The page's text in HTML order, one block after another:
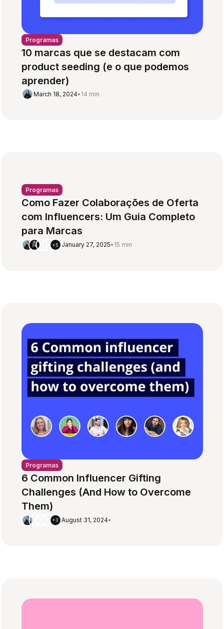
Programas
10 marcas que se destacam com
product seeding (e o que podemos
aprender)
March 18, 2024• 14 min
Programas
Como Fazer Colaborações de Oferta
com Influencers: Um Guia Completo
para Marcas
+5 January 27, 2025• 15 min
Programas
6 Common Influencer Gifting
Challenges (And How to Overcome
Them)
+3 August 31, 2024•